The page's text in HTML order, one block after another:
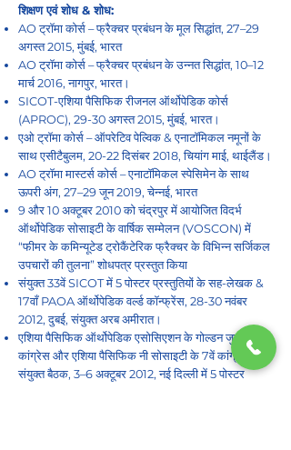
शिक्षण एवं शोध & शोध:
AO ट्रॉमा कोर्स – फ्रैक्चर प्रबंधन के मूल सिद्धांत, 27–29
अगस्त 2015, मुंबई, भारत
AO ट्रॉमा कोर्स – फ्रैक्चर प्रबंधन के उन्नत सिद्धांत, 10–12
मार्च 2016, नागपुर, भारत।
SICOT-एशिया पैसिफिक रीजनल ऑर्थोपेडिक कोर्स
(APROC), 29-30 अगस्त 2015, मुंबई, भारत।
एओ ट्रॉमा कोर्स – ऑपरेटिव पेल्विक & एनाटॉमिकल नमूनों के
साथ एसीटैबुलम, 20-22 दिसंबर 2018, चियांग माई, थाईलैंड।
AO ट्रॉमा मास्टर्स कोर्स – एनाटॉमिकल स्पेसिमेन के साथ
ऊपरी अंग, 27–29 जून 2019, चेन्नई, भारत
9 और 10 अक्टूबर 2010 को चंद्रपुर में आयोजित विदर्भ
ऑर्थोपेडिक सोसाइटी के वार्षिक सम्मेलन (VOSCON) में
“फीमर के कमिन्यूटेड ट्रोकैंटेरिक फ्रैक्चर के विभिन्न सर्जिकल
उपचारों की तुलना” शोधपत्र प्रस्तुत किया
संयुक्त 33वें SICOT में 5 पोस्टर प्रस्तुतियों के सह-लेखक &
17वाँ PAOA ऑर्थोपेडिक वर्ल्ड कॉन्फ्रेंस, 28-30 नवंबर
2012, दुबई, संयुक्त अरब अमीरात।
एशिया पैसिफिक ऑर्थोपेडिक एसोसिएशन के गोल्डन जुबली
कांग्रेस और एशिया पैसिफिक नी सोसाइटी के 7वें कांग्रेस की
संयुक्त बैठक, 3–6 अक्टूबर 2012, नई दिल्ली में 5 पोस्टर